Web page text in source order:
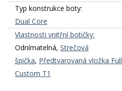
Typ konstrukce boty:
Dual Core
Vlastnosti vnitřní botičky:
Odnímatelná, Strečová
špička, Předtvarovaná vložka Full
Custom T1